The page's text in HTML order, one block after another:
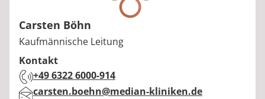
Carsten Böhn
Berufstitel:
Kaufmännische Leitung
Kontakt
Telefon:
+49 6322 6000-914
E-Mail:carsten.boehn@median-kliniken.de